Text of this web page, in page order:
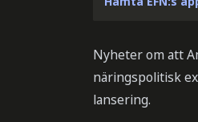
Nyheter om att
näringspolitisk
lansering.